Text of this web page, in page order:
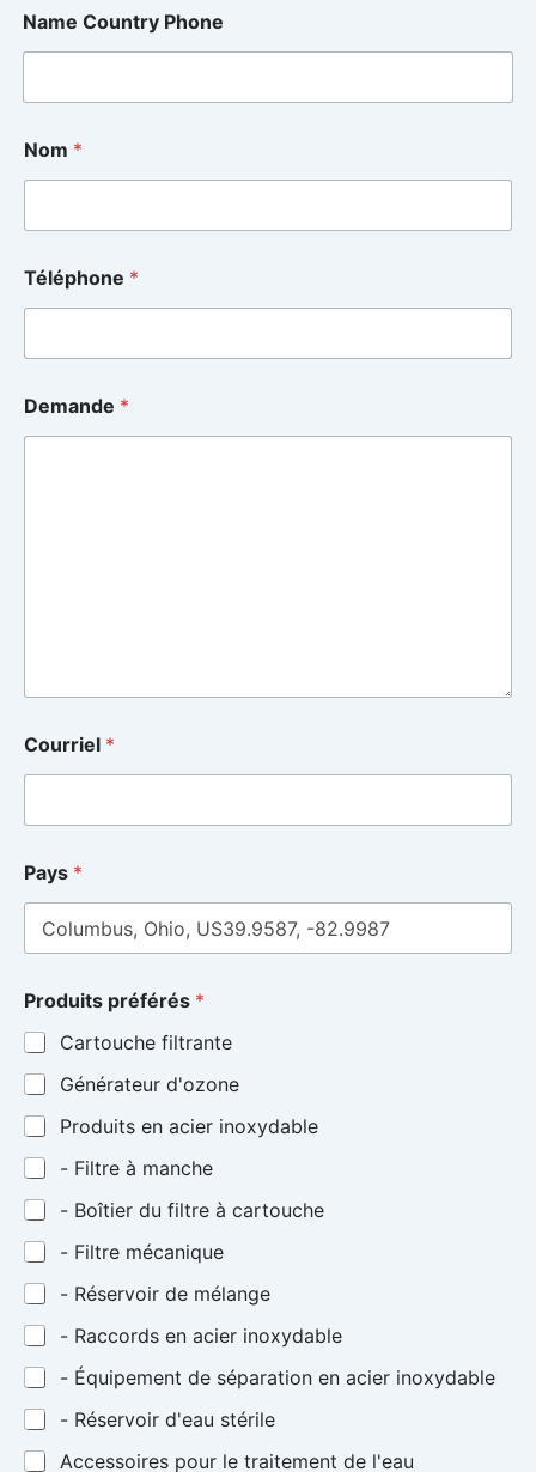
Name Country Phone
Nom *
Téléphone *
Demande *
Courriel *
Pays *
Produits préférés *
Cartouche filtrante
Générateur d'ozone
Produits en acier inoxydable
- Filtre à manche
- Boîtier du filtre à cartouche
- Filtre mécanique
- Réservoir de mélange
- Raccords en acier inoxydable
- Équipement de séparation en acier inoxydable
- Réservoir d'eau stérile
Accessoires pour le traitement de l'eau